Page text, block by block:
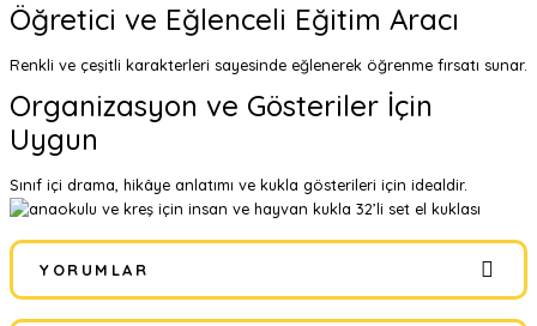
Öğretici ve Eğlenceli Eğitim Aracı
Renkli ve çeşitli karakterleri sayesinde eğlenerek öğrenme fırsatı sunar.
Organizasyon ve Gösteriler İçin
Uygun
Sınıf içi drama, hikâye anlatımı ve kukla gösterileri için idealdir.
YORUMLAR